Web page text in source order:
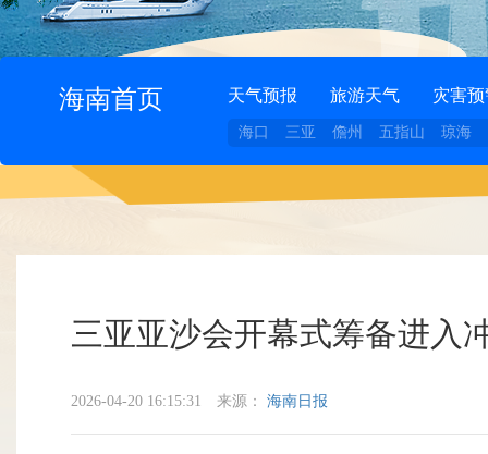
海南首页 天气预报 旅游天气 灾害
海口 三亚 儋州 五指山 琼海
三亚亚沙会开幕式筹备进入
2026-04-20 16:15:31 来源： 海南日报